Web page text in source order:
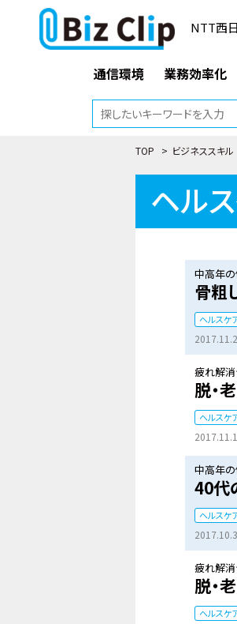
NTT西
通信環境 業務効率化
TOP > ビジネススキル
ヘル
中高年の
骨粗
ヘルスケ
疲れ解消
脱・
ヘルスケ
中高年の
40代
ヘルスケ
疲れ解消
脱・
ヘルスケ